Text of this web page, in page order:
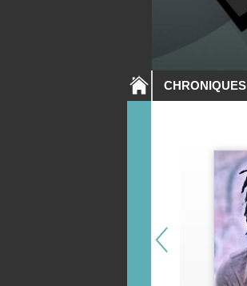
CHRONIQUES